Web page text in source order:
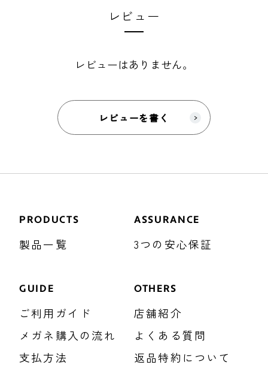
レビュー
レビューはありません。
レビューを書く
PRODUCTS
製品一覧
ASSURANCE
3つの安心保証
GUIDE
ご利用ガイド
メガネ購入の流れ
支払方法
OTHERS
店舗紹介
よくある質問
返品特約について